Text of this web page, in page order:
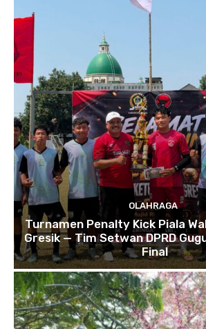
OLAHRAGA
Turnamen Penalty Kick Piala
Gresik — Tim Setwan DPRD
Final